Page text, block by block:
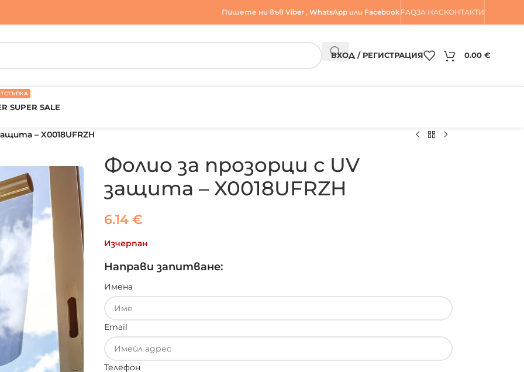
Пишете ни във Viber , WhatsAppили FacebookFAQЗА НАСКОНТАКТИ
ВХОД / РЕГИСТРАЦИЯ 0.00 €
SUPER SALE
– X0018UFRZH
Фолио за прозорци с UV
защита – X0018UFRZH
6.14 €
Изчерпан
Направи запитване:
Имена
Email
Телефон